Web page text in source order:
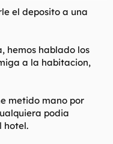
el deposito a una
hemos hablado los
a la habitacion,
metido mano por
podia
hotel.